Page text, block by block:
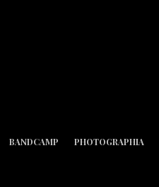
BANDCAMP PHOTOGRAPHIA